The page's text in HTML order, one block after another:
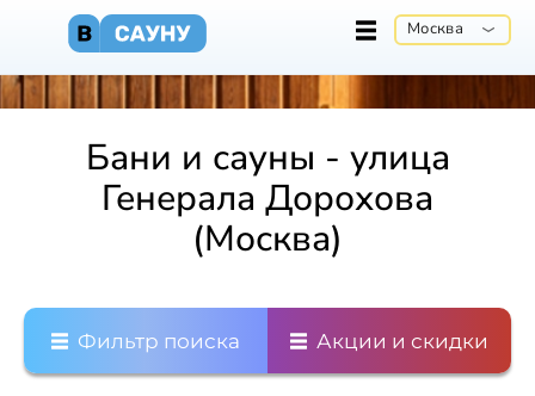
Москва
Бани и сауны - улица
Генерала Дорохова
(Москва)
Фильтр поиска Акции и скидки